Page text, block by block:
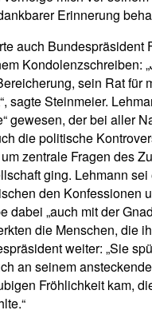
Erinnerung
auch Bundespräsident
Kondolenzschreiben:
sein Rat für
sagte Steinmeier.
gewesen, der bei aller
die politische
zentrale Fragen des
ging. Lehmann
den Konfessionen
dabei „auch mit der
die Menschen, die
weiter: „Sie
an seinem
Fröhlichkeit kam,